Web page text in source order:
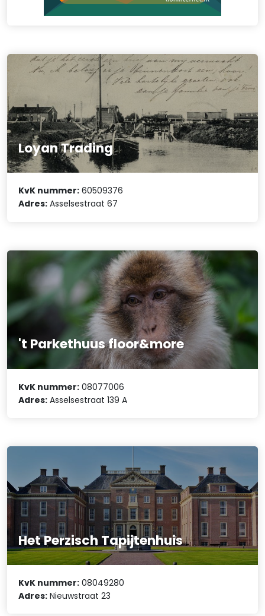
Loyan Trading
KvK nummer: 60509376
Adres: Asselsestraat 67
't Parkethuus floor&more
KvK nummer: 08077006
Adres: Asselsestraat 139 A
Het Perzisch Tapijtenhuis
KvK nummer: 08049280
Adres: Nieuwstraat 23